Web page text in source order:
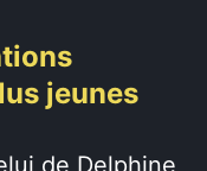
jeunes
de Delphine